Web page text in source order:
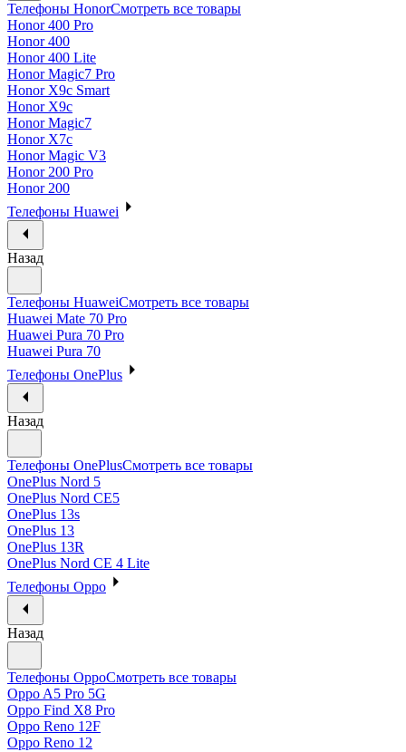
Телефоны HonorСмотреть все товары
Honor 400 Pro
Honor 400
Honor 400 Lite
Honor Magic7 Pro
Honor X9c Smart
Honor X9c
Honor Magic7
Honor X7c
Honor Magic V3
Honor 200 Pro
Honor 200
Телефоны Huawei
Назад
Телефоны HuaweiСмотреть все товары
Huawei Mate 70 Pro
Huawei Pura 70 Pro
Huawei Pura 70
Телефоны OnePlus
Назад
Телефоны OnePlusСмотреть все товары
OnePlus Nord 5
OnePlus Nord CE5
OnePlus 13s
OnePlus 13
OnePlus 13R
OnePlus Nord CE 4 Lite
Телефоны Oppo
Назад
Телефоны OppoСмотреть все товары
Oppo A5 Pro 5G
Oppo Find X8 Pro
Oppo Reno 12F
Oppo Reno 12